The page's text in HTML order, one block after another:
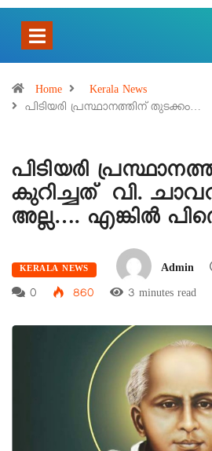
Home
Kerala News
പിടിയരി പ്രസ്ഥാനത്തിന് തുടക്കം…
പിടിയരി
കുറിച്ചത് വി.
അല്ല…. എങ്കിൽ
KERALA NEWS Admin
0
860 3 minutes read